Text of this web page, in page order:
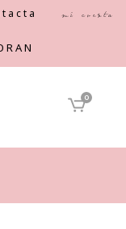
Mi cuenta
0